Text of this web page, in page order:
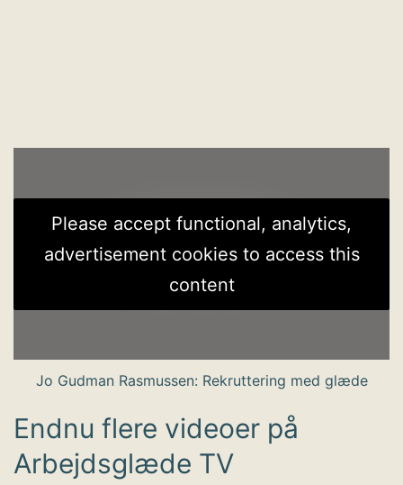
Please accept functional, analytics,
advertisement cookies to access this
content
Jo Gudman Rasmussen: Rekruttering med glæde
Endnu flere videoer på
Arbejdsglæde TV